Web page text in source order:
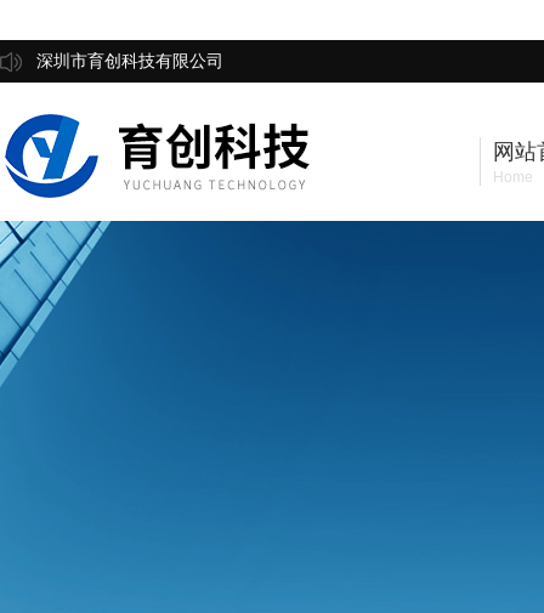
深圳市育创科技有限公司
网站
Home